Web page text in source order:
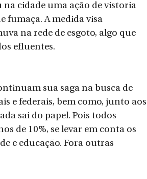
na cidade uma ação de vistoria
fumaça. A medida visa
na rede de esgoto, algo que
efluentes.
sua saga na busca de
e federais, bem como, junto aos
sai do papel. Pois todos
de 10%, se levar em conta os
e educação. Fora outras